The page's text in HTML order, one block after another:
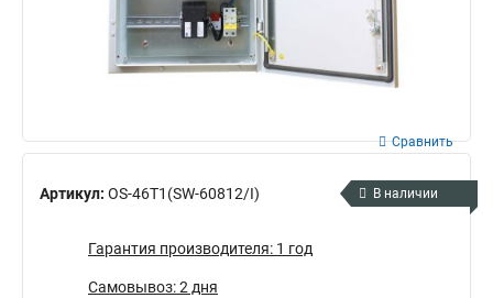
Артикул: OS-46T1(SW-60812/I)
Сравнить
В наличии
Гарантия производителя: 1 год
Самовывоз: 2 дня